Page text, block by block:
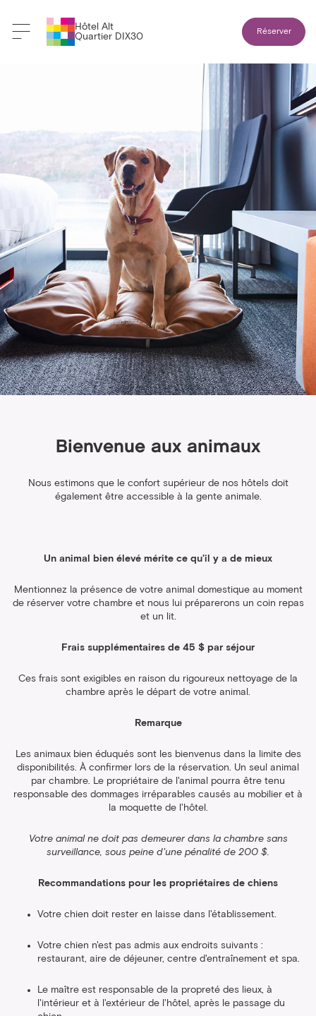
Hôtel Alt
Quartier DIX30
Réserver
Bienvenue aux animaux
Nous estimons que le confort supérieur de nos hôtels doit
également être accessible à la gente animale.
Un animal bien élevé mérite ce qu'il y a de mieux
Mentionnez la présence de votre animal domestique au moment
de réserver votre chambre et nous lui préparerons un coin repas
et un lit.
Frais supplémentaires de 45 $ par séjour
Ces frais sont exigibles en raison du rigoureux nettoyage de la
chambre après le départ de votre animal.
Remarque
Les animaux bien éduqués sont les bienvenus dans la limite des
disponibilités. À confirmer lors de la réservation. Un seul animal
par chambre. Le propriétaire de l'animal pourra être tenu
responsable des dommages irréparables causés au mobilier et à
la moquette de l'hôtel.
Votre animal ne doit pas demeurer dans la chambre sans
surveillance, sous peine d'une pénalité de 200 $.
Recommandations pour les propriétaires de chiens
Votre chien doit rester en laisse dans l'établissement.
Votre chien n'est pas admis aux endroits suivants :
restaurant, aire de déjeuner, centre d'entraînement et spa.
Le maître est responsable de la propreté des lieux, à
l'intérieur et à l'extérieur de l'hôtel, après le passage du